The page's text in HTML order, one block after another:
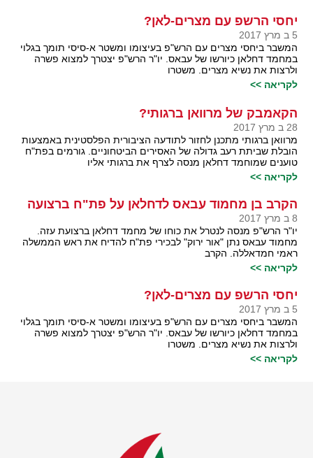
יחסי הרשפ עם מצרים-לאן?
5 ב מרץ 2017
המשבר ביחסי מצרים עם הרש"פ בעיצומו ומשטר א-סיסי תומך בגלוי
במחמד דחלאן כיורשו של עבאס. יו"ר הרש"פ יצטרך למצוא פשרה
ולרצות את נשיא מצרים. משטרו
לקריאה >>
הקאמבק של מרוואן ברגותי?
28 ב מרץ 2017
מרוואן ברגותי מתכנן לחזור לתודעה הציבורית הפלסטינית באמצעות
הובלת שביתת רעב גדולה של האסירים הביטחוניים. גורמים בפת"ח
טוענים שמוחמד דחלאן מנסה לצרף את ברגותי אליו
לקריאה >>
הקרב בן מחמוד עבאס לדחלאן על פת"ח ברצועה
8 ב מרץ 2017
יו"ר הרש"פ מנסה לנטרל את כוחו של מחמד דחלאן ברצועת עזה.
מחמוד עבאס נתן "אור ירוק" לבכירי פת"ח להדיח את ראש הממשלה
ראמי חמדאללה. הקרב
לקריאה >>
יחסי הרשפ עם מצרים-לאן?
5 ב מרץ 2017
המשבר ביחסי מצרים עם הרש"פ בעיצומו ומשטר א-סיסי תומך בגלוי
במחמד דחלאן כיורשו של עבאס. יו"ר הרש"פ יצטרך למצוא פשרה
ולרצות את נשיא מצרים. משטרו
לקריאה >>